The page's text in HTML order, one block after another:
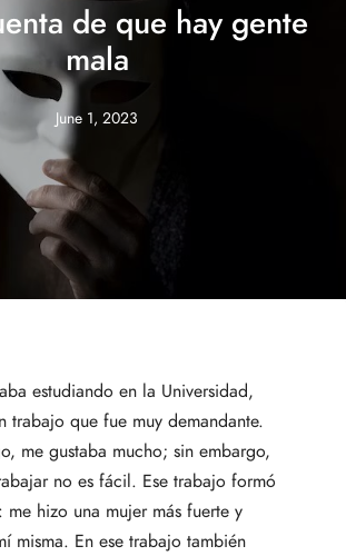
de que hay gente
mala
June 1, 2023
estudiando en la Universidad,
trabajo que fue muy demandante.
me gustaba mucho; sin embargo,
no es fácil. Ese trabajo formó
me hizo una mujer más fuerte y
misma. En ese trabajo también